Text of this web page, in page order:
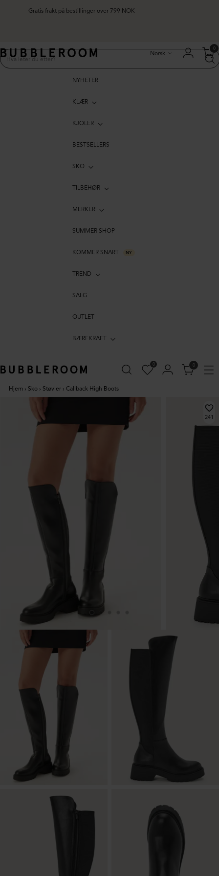
Gratis frakt på bestillinger over 799 NOK
Norsk
0
NYHETER
KLÆR
KJOLER
BESTSELLERS
SKO
TILBEHØR
MERKER
SUMMER SHOP
KOMMER SNART NY
TREND
SALG
OUTLET
BÆREKRAFT
0 0
Hjem › Sko › Støvler › Callback High Boots
241